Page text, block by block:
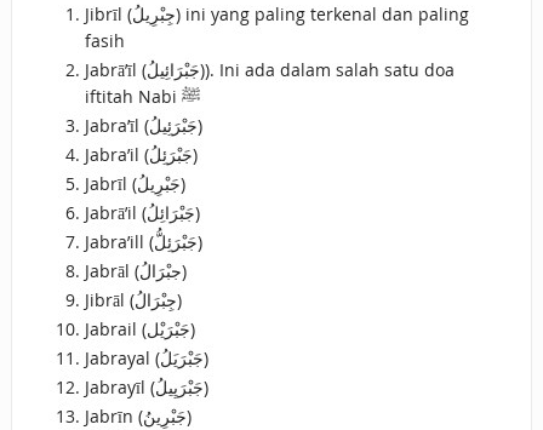
Jibrīl (جِبْرِيلُ) ini yang paling terkenal dan paling
fasih
Jabrā’īl (جَبْرَائِيلُ)). Ini ada dalam salah satu doa
iftitah Nabi ﷺ
Jabra’īl (جَبْرَئِيلُ)
Jabra’il (جَبْرَئِلُ)
Jabrīl (جَبْرِيلُ)
Jabrā’il (جَبْرَائِلُ)
Jabra’ill (جَبْرَئِلُّ)
Jabrāl (جبْرَالُ)
Jibrāl (جِبْرَالُ)
Jabrail (جَبْرَيْل)
Jabrayal (جَبْرَيَلُ)
Jabrayīl (جَبْرَيِيلُ)
Jabrīn (جَبْرِينُ)